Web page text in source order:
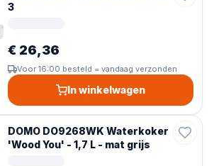
3
€ 26,36
Voor 16:00 besteld = vandaag verzonden
In winkelwagen
DOMO DO9268WK Waterkoker
'Wood You' - 1,7 L - mat grijs